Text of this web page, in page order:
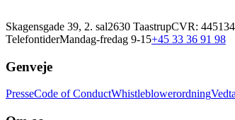
Skagensgade 39, 2. sal2630 TaastrupCVR:
TelefontiderMandag-fredag 9-15+45 33 36 91 98
Genveje
PresseCode of ConductWhistleblowerordning